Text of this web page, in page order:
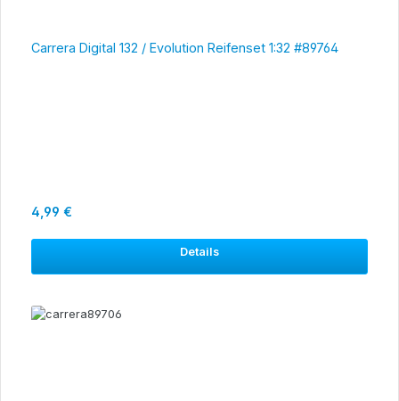
Carrera Digital 132 / Evolution Reifenset 1:32 #89764
Regulärer Preis:
4,99 €
Details